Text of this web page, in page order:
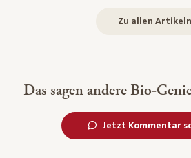
Zu allen Artikeln
Das sagen andere Bio-
Jetzt Kommentar